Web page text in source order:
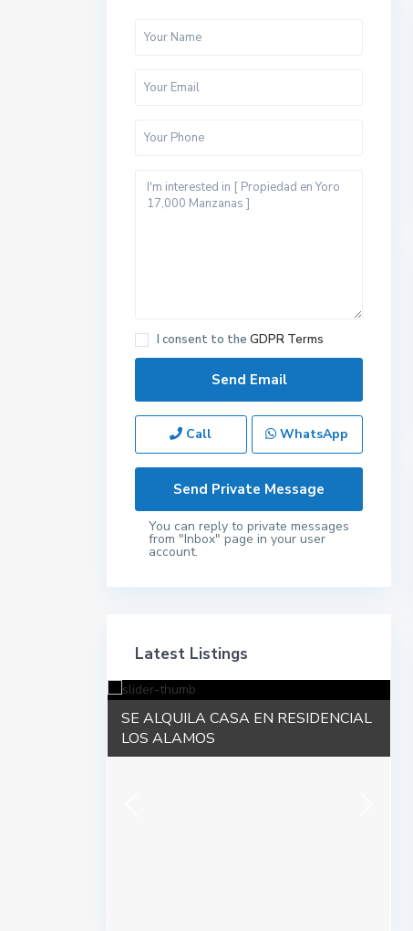
I consent to the GDPR Terms
Call WhatsApp
You can reply to private messages
from "Inbox" page in your user
account.
Latest Listings
SE ALQUILA CASA EN RESIDENCIAL
LOS ALAMOS